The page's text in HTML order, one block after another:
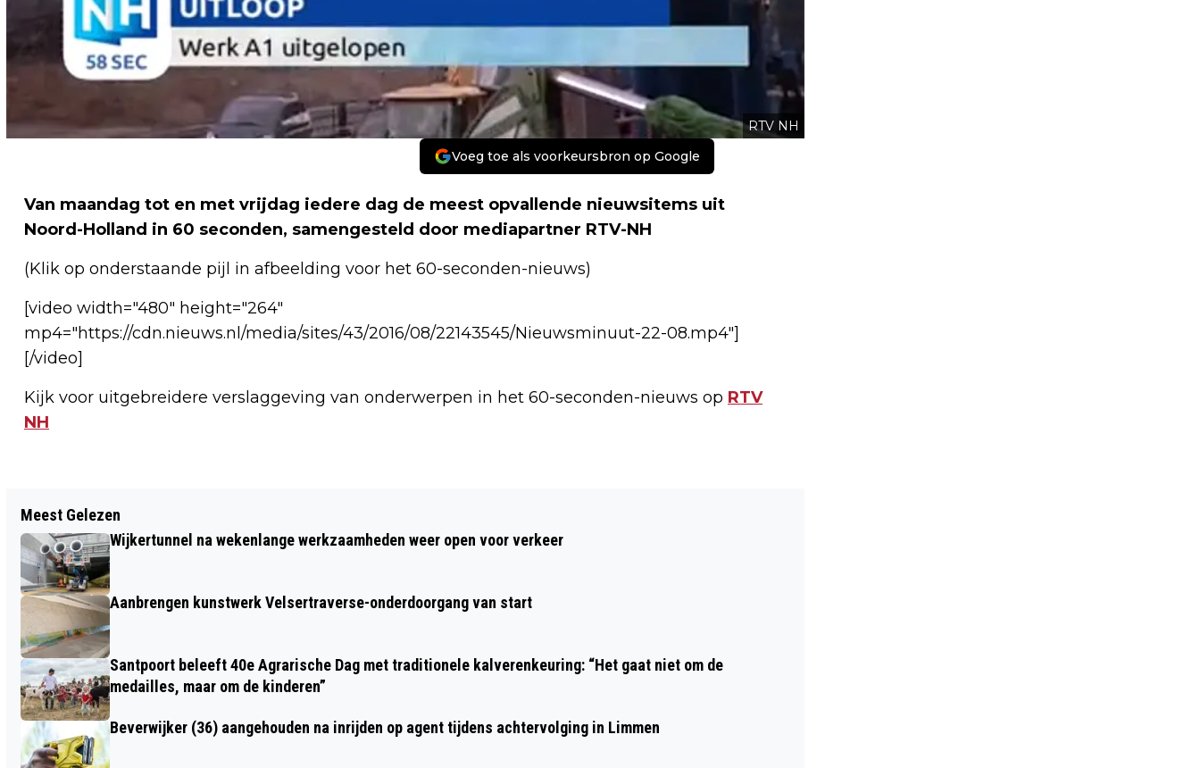
RTV NH
Voeg toe als voorkeursbron op Google
Van maandag tot en met vrijdag iedere dag de meest opvallende nieuwsitems uit
Noord-Holland in 60 seconden, samengesteld door mediapartner RTV-NH
(Klik op onderstaande pijl in afbeelding voor het 60-seconden-nieuws)
[video width="480" height="264"
mp4="https://cdn.nieuws.nl/media/sites/43/2016/08/22143545/Nieuwsminuut-22-08.mp4"]
[/video]
Kijk voor uitgebreidere verslaggeving van onderwerpen in het 60-seconden-nieuws op RTV
NH
VANDAAG TOT 16.00 UUR: OPEN DAG
MARQUANT SPORT VOOR SENIOREN
EEN GOED ALTERNATIEF (#10)
Meest Gelezen
Wijkertunnel na wekenlange werkzaamheden weer open voor verkeer
Aanbrengen kunstwerk Velsertraverse-onderdoorgang van start
Santpoort beleeft 40e Agrarische Dag met traditionele kalverenkeuring: “Het gaat niet om de
medailles, maar om de kinderen”
Beverwijker (36) aangehouden na inrijden op agent tijdens achtervolging in Limmen